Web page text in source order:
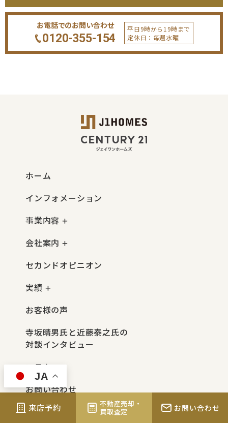
お電話でのお問い合わせ
0120-355-154
平日9時から19時まで
定休日：毎週水曜
ホーム
インフォメーション
事業内容
会社案内
セカンドオピニオン
実績
お客様の声
寺坂晴男氏と近藤泰之氏の
対談インタビュー
コラム
お問い合わせ
来店予約
来店予約
不動産売却・
買取査定
お問い合わせ
JA